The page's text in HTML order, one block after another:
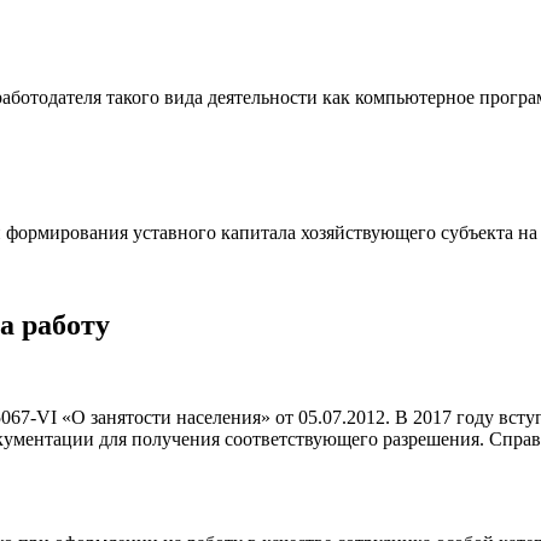
такого вида деятельности как компьютерное
уставного капитала хозяйствующего субъекта
работу
VI «О занятости населения» от 05.07.2012. В 2017 году
для получения соответствующего разрешения.